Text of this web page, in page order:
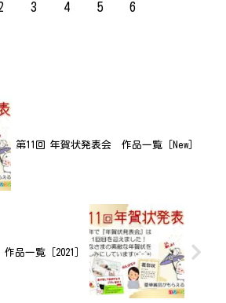
3 4 5 6
第11回 年賀状発表会 作品一覧［New］
品一覧［2021］